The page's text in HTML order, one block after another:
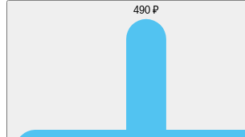
490 ₽